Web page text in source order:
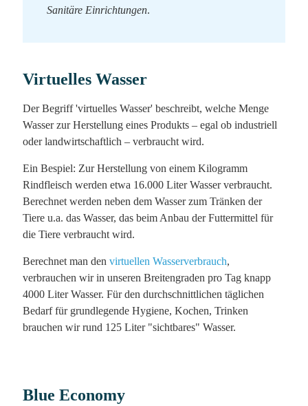
Sanitäre Einrichtungen.
Virtuelles Wasser
Der Begriff 'virtuelles Wasser' beschreibt, welche Menge
Wasser zur Herstellung eines Produkts – egal ob industriell
oder landwirtschaftlich – verbraucht wird.
Ein Bespiel: Zur Herstellung von einem Kilogramm
Rindfleisch werden etwa 16.000 Liter Wasser verbraucht.
Berechnet werden neben dem Wasser zum Tränken der
Tiere u.a. das Wasser, das beim Anbau der Futtermittel für
die Tiere verbraucht wird.
Berechnet man den virtuellen Wasserverbrauch,
verbrauchen wir in unseren Breitengraden pro Tag knapp
4000 Liter Wasser. Für den durchschnittlichen täglichen
Bedarf für grundlegende Hygiene, Kochen, Trinken
brauchen wir rund 125 Liter "sichtbares" Wasser.
Blue Economy